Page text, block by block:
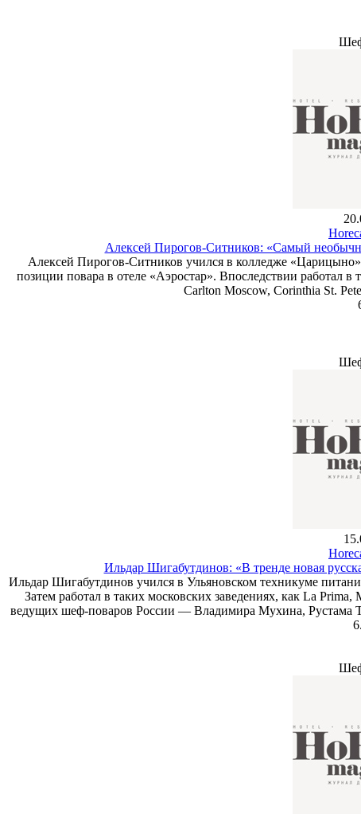
Алексей Пирогов-Ситников: «Самый
Алексей Пирогов-Ситников учился в колледже
позиции повара в отеле «Аэростар». Впоследствии работал
Carlton Moscow, Corinthia St.
Ильдар Шигабутдинов: «В тренде новая
Ильдар Шигабутдинов учился в Ульяновском техникуме
Затем работал в таких московских заведениях, как La
ведущих шеф-поваров России — Владимира Мухина, Рустама